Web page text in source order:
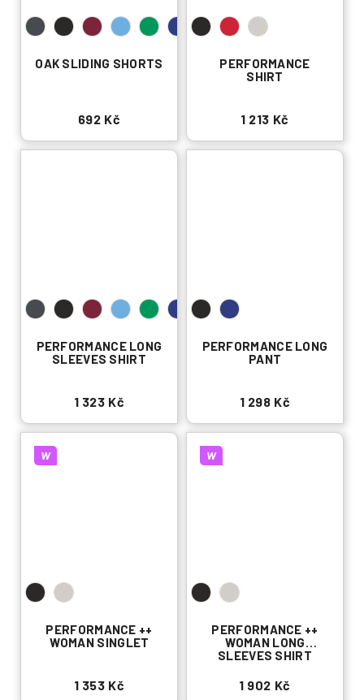
OAK SLIDING SHORTS
692 Kč
PERFORMANCE
SHIRT
1 213 Kč
PERFORMANCE LONG
SLEEVES SHIRT
1 323 Kč
PERFORMANCE LONG
PANT
1 298 Kč
W
PERFORMANCE ++
WOMAN SINGLET
1 353 Kč
W
PERFORMANCE ++
WOMAN LONG
SLEEVES SHIRT
1 902 Kč